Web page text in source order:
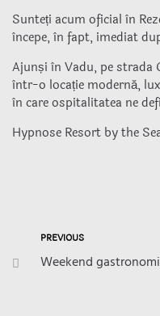
Sunteți acum oficial în
începe, în fapt, imediat
Ajunși în Vadu, pe strada
într-o locație modernă,
în care ospitalitatea ne
Hypnose Resort by the
PREVIOUS
Weekend